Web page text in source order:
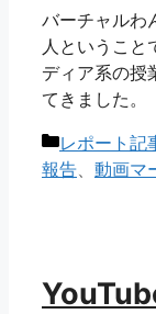
バーチャルわ
人ということ
ディア系の授
てきました。
カ
テ
レポート記
報告
動画マ